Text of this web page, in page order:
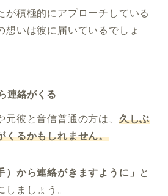
が積極的にアプローチしている
想いは彼に届いているでしょ
連絡がくる
元彼と音信普通の方は、 久しぶ
くるかもしれません。
）から連絡がきますように」 と
ましょう。